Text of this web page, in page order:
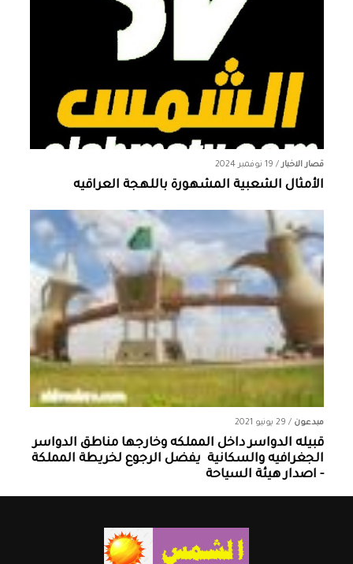
قصار الاخبار/ 19 نوفمبر 2024
الأمثال الشعبية المشهورة باللهجة العراقيه
مبدعون / 29 يونيو 2021
قبيله الدواسر داخل المملكه وخارجها ‏مناطق الدواسر
الجغرافيه والسكانية ‏ يفضل الرجوع لخريطة المملكة
- اصدار هيئة السياحة